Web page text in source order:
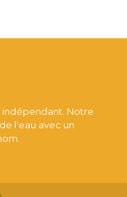
indépendant. Notre
l'eau avec un